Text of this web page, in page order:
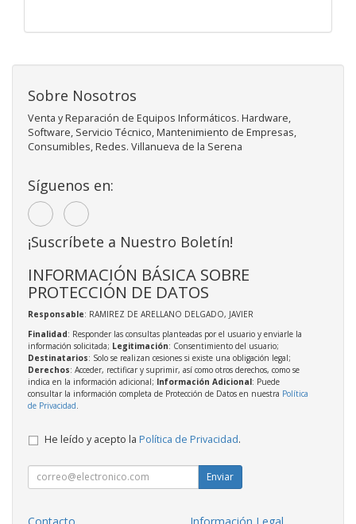
Sobre Nosotros
Venta y Reparación de Equipos Informáticos. Hardware,
Software, Servicio Técnico, Mantenimiento de Empresas,
Consumibles, Redes. Villanueva de la Serena
Síguenos en:
¡Suscríbete a Nuestro Boletín!
INFORMACIÓN BÁSICA SOBRE
PROTECCIÓN DE DATOS
Responsable: RAMIREZ DE ARELLANO DELGADO, JAVIER
Finalidad: Responder las consultas planteadas por el usuario y enviarle la
información solicitada; Legitimación: Consentimiento del usuario;
Destinatarios: Solo se realizan cesiones si existe una obligación legal;
Derechos: Acceder, rectificar y suprimir, así como otros derechos, como se
indica en la información adicional; Información Adicional: Puede
consultar la información completa de Protección de Datos en nuestra Política
de Privacidad
He leído y acepto la Política de Privacidad.
Enviar
Contacto Información Legal